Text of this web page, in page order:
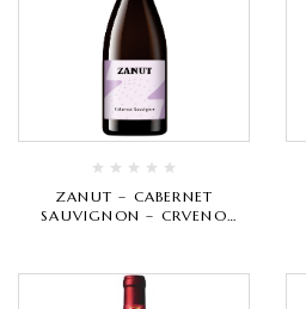
ZANUT – CABERNET
SAUVIGNON – CRVENO